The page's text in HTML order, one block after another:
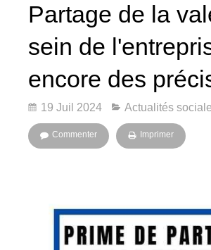
Partage de la
sein de
encore des
19 Juil 2024 Actualités
Commenter Imprimer